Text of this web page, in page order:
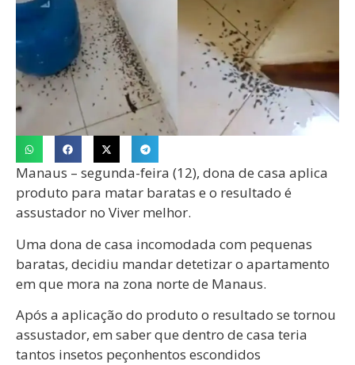
Manaus – segunda-feira (12), dona de casa aplica
produto para matar baratas e o resultado é
assustador no Viver melhor.
Uma dona de casa incomodada com pequenas
baratas, decidiu mandar detetizar o apartamento
em que mora na zona norte de Manaus.
Após a aplicação do produto o resultado se tornou
assustador, em saber que dentro de casa teria
tantos insetos peçonhentos escondidos